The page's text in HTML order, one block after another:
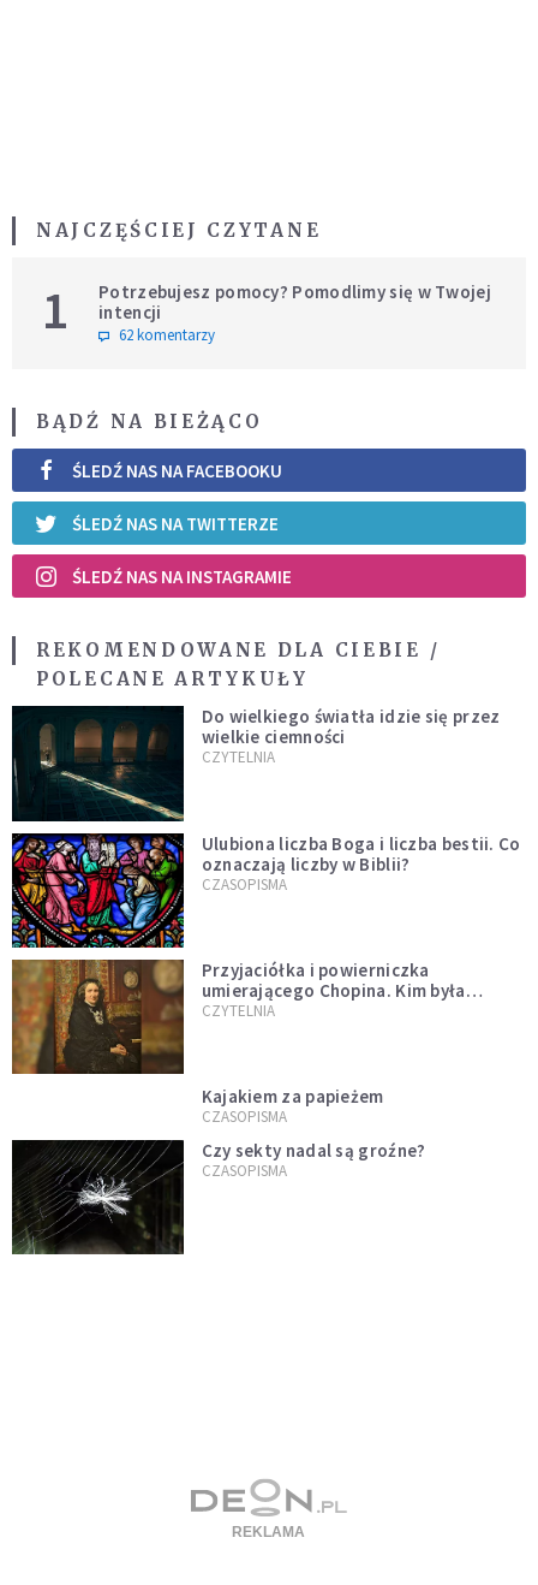
NAJCZĘŚCIEJ CZYTANE
1
Potrzebujesz pomocy? Pomodlimy się w Twojej
intencji
62 komentarzy
BĄDŹ NA BIEŻĄCO
ŚLEDŹ NAS NA FACEBOOKU
ŚLEDŹ NAS NA TWITTERZE
ŚLEDŹ NAS NA INSTAGRAMIE
REKOMENDOWANE DLA CIEBIE /
POLECANE ARTYKUŁY
Do wielkiego światła idzie się przez
wielkie ciemności
CZYTELNIA
Ulubiona liczba Boga i liczba bestii. Co
oznaczają liczby w Biblii?
CZASOPISMA
Przyjaciółka i powierniczka
umierającego Chopina. Kim była
Marcelina Czartoryska?
CZYTELNIA
Kajakiem za papieżem
CZASOPISMA
Czy sekty nadal są groźne?
CZASOPISMA